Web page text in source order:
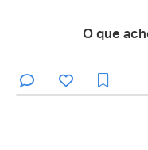
O que